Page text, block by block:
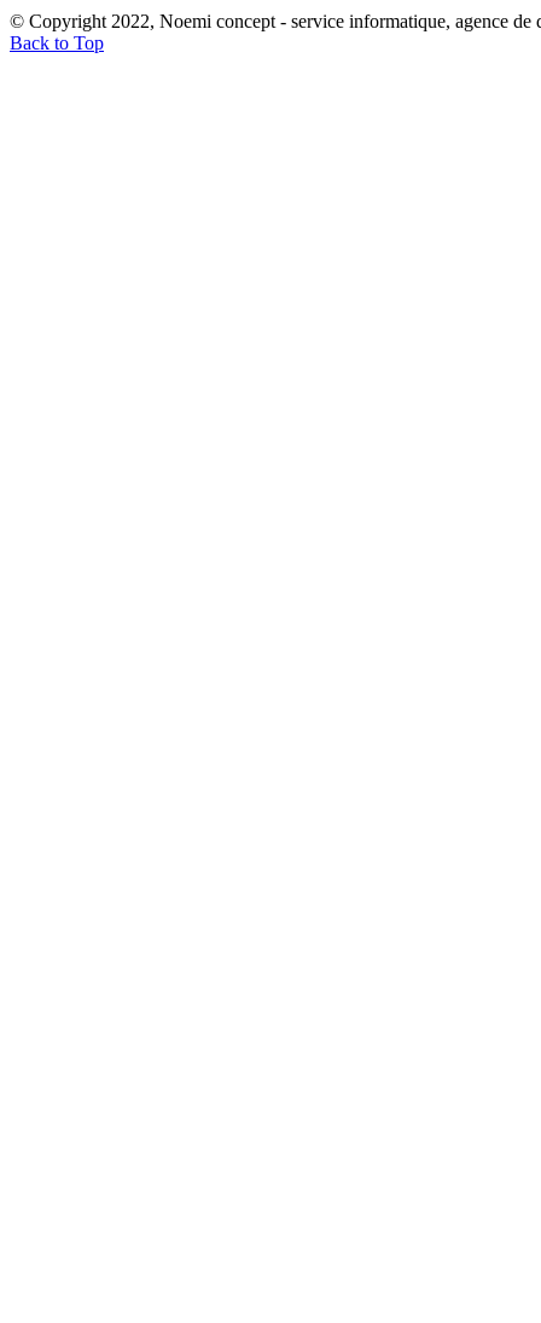
© Copyright 2022, Noemi concept - service informatique, agence
Back to Top